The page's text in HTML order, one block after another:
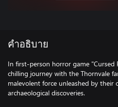
คำอธิบาย
In first-person horror game "Cursed
chilling journey with the Thornvale
malevolent force unleashed by their
archaeological discoveries.